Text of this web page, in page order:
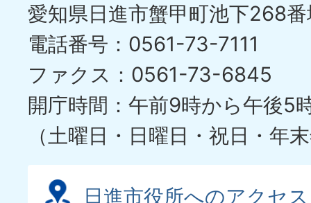
愛知県日進市蟹甲町池下268
電話番号：0561-73-7111
ファクス：0561-73-6845
開庁時間：午前9時から午後5
（土曜日・日曜日・祝日・年
日進市役所へのアクセス